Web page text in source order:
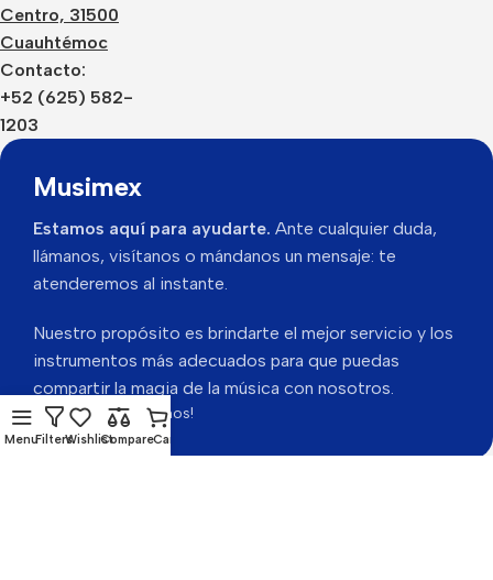
Centro, 31500
Cuauhtémoc
Contacto:
+52 (625) 582-
1203
Musimex
Estamos aquí para ayudarte. Ante cualquier duda,
llámanos, visítanos o mándanos un mensaje: te
atenderemos al instante.
Nuestro propósito es brindarte el mejor servicio y los
instrumentos más adecuados para que puedas
compartir la magia de la música con nosotros.
Gracias por visitarnos!
MenuFiltersWishlistCompareCart